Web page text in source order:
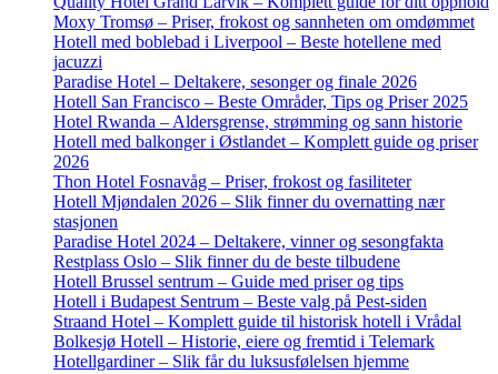
Moxy Tromsø – Priser, frokost og sannheten om omdømmet
Hotell med boblebad i Liverpool – Beste hotellene med
jacuzzi
Paradise Hotel – Deltakere, sesonger og finale 2026
Hotell San Francisco – Beste Områder, Tips og Priser 2025
Hotel Rwanda – Aldersgrense, strømming og sann historie
Hotell med balkonger i Østlandet – Komplett guide og priser
2026
Thon Hotel Fosnavåg – Priser, frokost og fasiliteter
Hotell Mjøndalen 2026 – Slik finner du overnatting nær
stasjonen
Paradise Hotel 2024 – Deltakere, vinner og sesongfakta
Restplass Oslo – Slik finner du de beste tilbudene
Hotell Brussel sentrum – Guide med priser og tips
Hotell i Budapest Sentrum – Beste valg på Pest-siden
Straand Hotel – Komplett guide til historisk hotell i Vrådal
Bolkesjø Hotell – Historie, eiere og fremtid i Telemark
Hotellgardiner – Slik får du luksusfølelsen hjemme